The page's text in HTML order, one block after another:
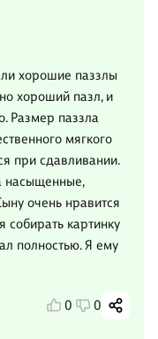
хорошие паззлы
хороший пазл, и
Размер паззла
мягкого
при сдавливании.
насыщенные,
очень нравится
собирать картинку
полностью. Я ему
0 0